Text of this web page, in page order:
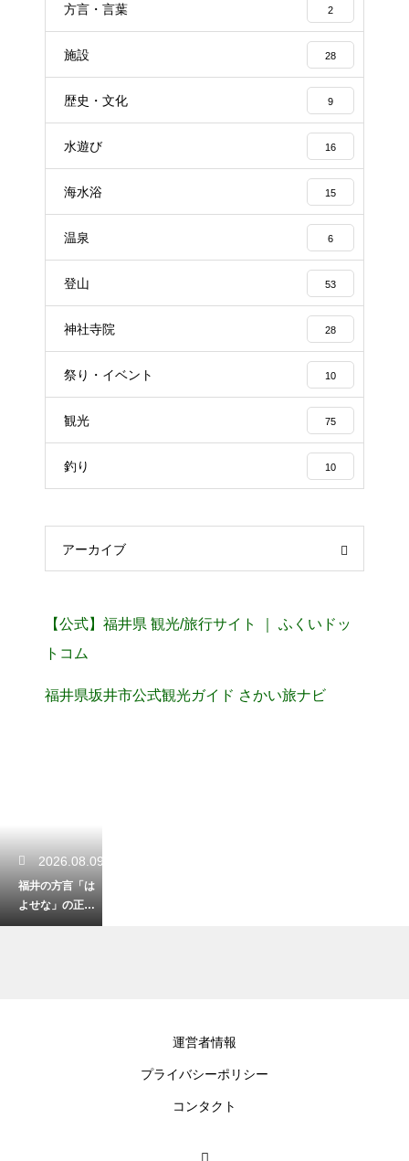
方言・言葉 2
施設 28
歴史・文化 9
水遊び 16
海水浴 15
温泉 6
登山 53
神社寺院 28
祭り・イベント 10
観光 75
釣り 10
アーカイブ
【公式】福井県 観光/旅行サイト ｜ ふくいドッ
トコム
福井県坂井市公式観光ガイド さかい旅ナビ
2026.08.09
福井の方言「は
よせな」の正し
い意味と使い
運営者情報
プライバシーポリシー
コンタクト